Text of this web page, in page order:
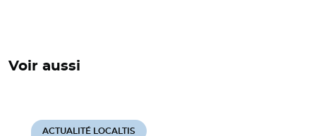
Voir aussi
ACTUALITÉ LOCALTIS